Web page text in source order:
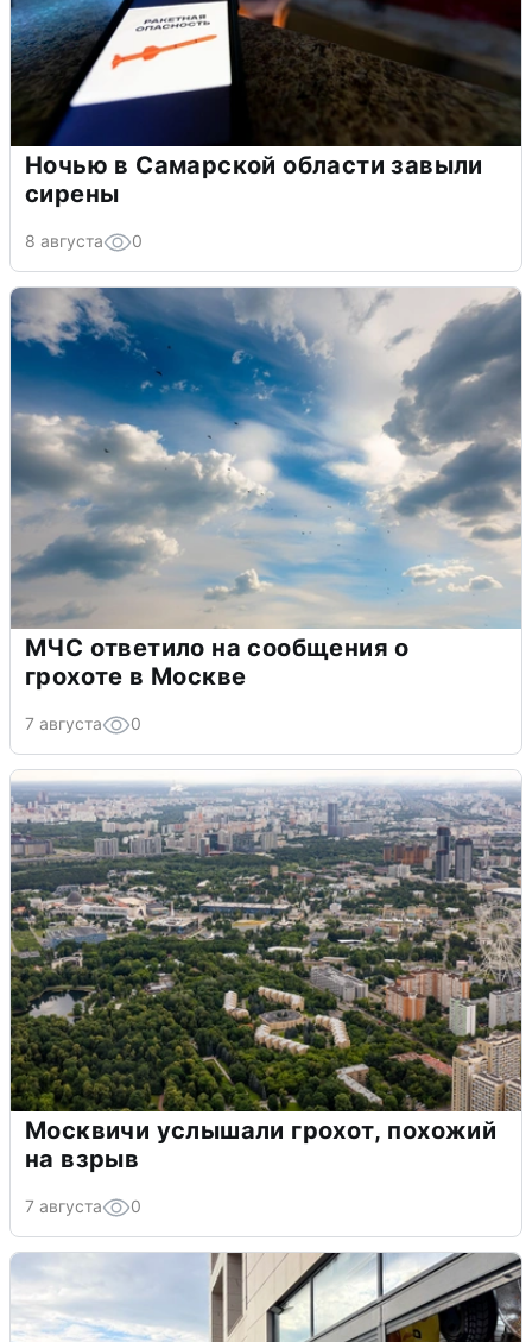
Ночью в Самарской области завыли
сирены
8 августа 0
МЧС ответило на сообщения о
грохоте в Москве
7 августа 0
Москвичи услышали грохот, похожий
на взрыв
7 августа 0